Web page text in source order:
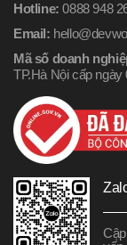
Hotline: 0888 948
Email:
Mã số doanh
TP.Hà Nội cấp ngày